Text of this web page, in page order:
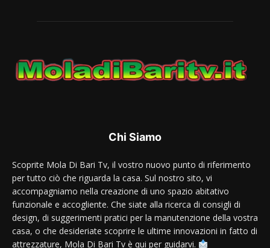
Chi Siamo
Scoprite Mola Di Bari Tv, il vostro nuovo punto di riferimento
per tutto ciò che riguarda la casa. Sul nostro sito, vi
accompagniamo nella creazione di uno spazio abitativo
funzionale e accogliente. Che siate alla ricerca di consigli di
design, di suggerimenti pratici per la manutenzione della vostra
casa, o che desideriate scoprire le ultime innovazioni in fatto di
attrezzature, Mola Di Bari Tv è qui per guidarvi.